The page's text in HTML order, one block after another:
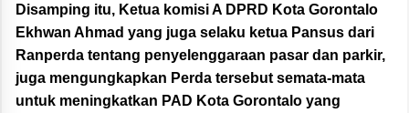
Disamping itu, Ketua komisi A DPRD Kota Gorontalo
Ekhwan Ahmad yang juga selaku ketua Pansus dari
Ranperda tentang penyelenggaraan pasar dan parkir,
juga mengungkapkan Perda tersebut semata-mata
untuk meningkatkan PAD Kota Gorontalo yang